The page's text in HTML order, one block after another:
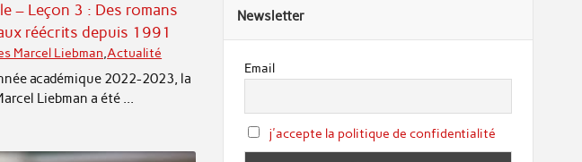
– Leçon 3 : Des romans
réécrits depuis 1991
Marcel Liebman,Actualité
académique 2022-2023, la
Liebman a été ...
Newsletter
Email
j'accepte la politique de confidentialité